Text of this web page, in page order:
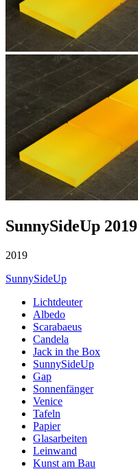
SunnySideUp 2019
2019
SunnySideUp
Lichtdeuter
Albedo
Scarabaeus
Candela
Jack in the Box
SunnySideUp
Gap
Sonnenfänger
Venice
Tafeln
Papier
Glasarbeiten
Leinwand
Kunst am Bau